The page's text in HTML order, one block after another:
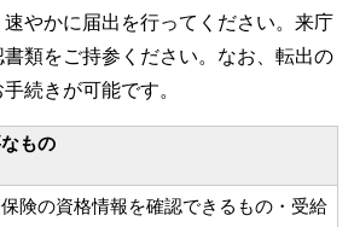
やかに届出を行ってください。来庁
類をご持参ください。なお、転出の
続きが可能です。
もの
険の資格情報を確認できるもの・受給